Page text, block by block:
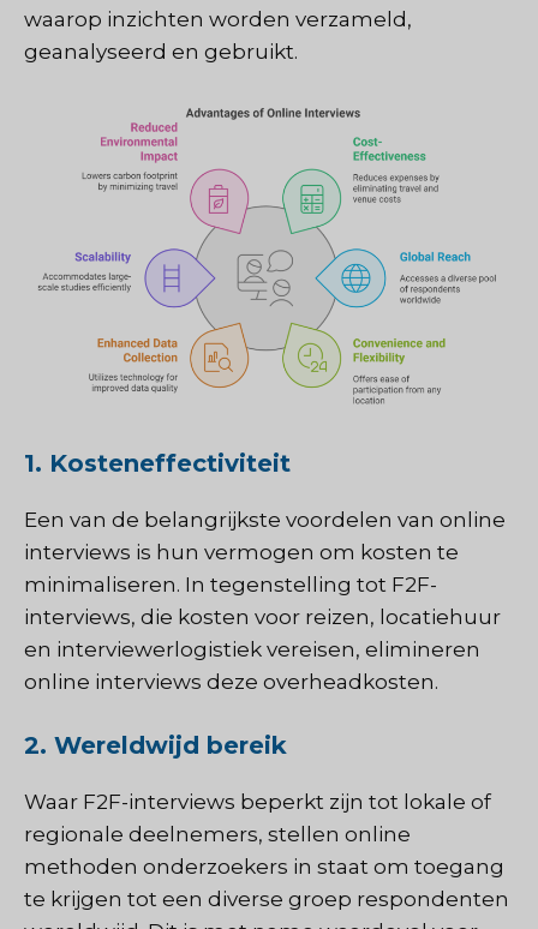
waarop inzichten worden verzameld,
geanalyseerd en gebruikt.
1. Kosteneffectiviteit
Een van de belangrijkste voordelen van online
interviews is hun vermogen om kosten te
minimaliseren. In tegenstelling tot F2F-
interviews, die kosten voor reizen, locatiehuur
en interviewerlogistiek vereisen, elimineren
online interviews deze overheadkosten.
2. Wereldwijd bereik
Waar F2F-interviews beperkt zijn tot lokale of
regionale deelnemers, stellen online
methoden onderzoekers in staat om toegang
te krijgen tot een diverse groep respondenten